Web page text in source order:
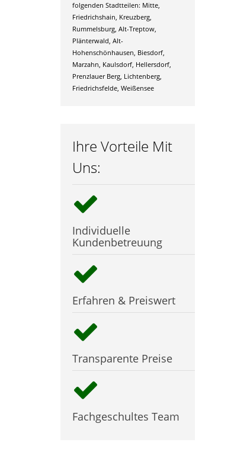
folgenden Stadtteilen: Mitte,
Friedrichshain, Kreuzberg,
Rummelsburg, Alt-Treptow,
Plänterwald, Alt-
Hohenschönhausen, Biesdorf,
Marzahn, Kaulsdorf, Hellersdorf,
Prenzlauer Berg, Lichtenberg,
Friedrichsfelde, Weißensee
Ihre Vorteile Mit
Uns:
Individuelle
Kundenbetreuung
Erfahren & Preiswert
Transparente Preise
Fachgeschultes Team